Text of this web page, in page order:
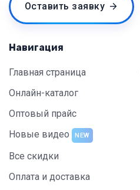
Оставить заявку
Навигация
Главная страница
Онлайн-каталог
Оптовый прайс
Новые видео
NEW
Все скидки
Оплата и доставка